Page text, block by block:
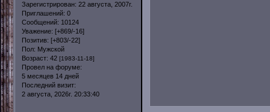
Зарегистрирован: 22 августа, 2007г.
Приглашений: 0
Сообщений: 10124
Уважение: [+869/-16]
Позитив: [+803/-22]
Пол: Мужской
Возраст: 42 [1983-11-18]
Провел на форуме:
5 месяцев 14 дней
Последний визит:
2 августа, 2026г. 20:33:40